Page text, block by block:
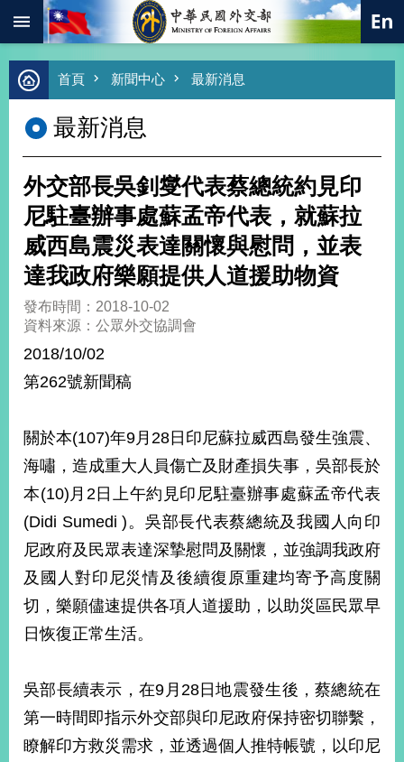
跳到主要內容區塊
進
階
尋
熱
總
合
外
交
價
值
交
濟
日
不
落
國
台
海
平
護
照
頁
網
站
關
首頁 新聞中心 最新消息
最新消息
外交部長吳釗燮代表蔡總統約見印
尼駐臺辦事處蘇孟帝代表，就蘇拉
威西島震災表達關懷與慰問，並表
達我政府樂願提供人道援助物資
發布時間：2018-10-02
資料來源：公眾外交協調會
2018/10/02
第262號新聞稿
關於本(107)年9月28日印尼蘇拉威西島發生強震、
海嘯，造成重大人員傷亡及財產損失事，吳部長於
本(10)月2日上午約見印尼駐臺辦事處蘇孟帝代表
(Didi Sumedi )。吳部長代表蔡總統及我國人向印
尼政府及民眾表達深摯慰問及關懷，並強調我政府
及國人對印尼災情及後續復原重建均寄予高度關
切，樂願儘速提供各項人道援助，以助災區民眾早
日恢復正常生活。
吳部長續表示，在9月28日地震發生後，蔡總統在
第一時間即指示外交部與印尼政府保持密切聯繫，
瞭解印方救災需求，並透過個人推特帳號，以印尼